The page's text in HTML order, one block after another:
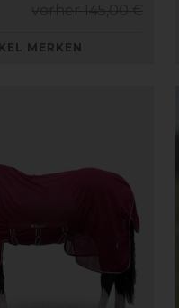
MERKEN